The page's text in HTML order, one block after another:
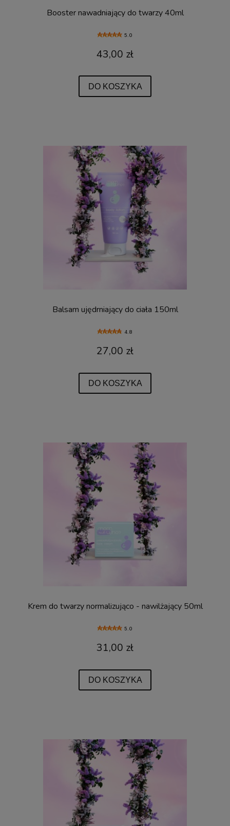
Booster nawadniający do twarzy 40ml
5.0
43,00 zł
DO KOSZYKA
Balsam ujędrniający do ciała 150ml
4.8
27,00 zł
DO KOSZYKA
Krem do twarzy normalizująco - nawilżający 50ml
5.0
31,00 zł
DO KOSZYKA